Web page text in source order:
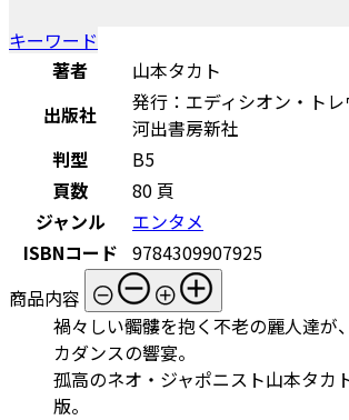
キーワード
著者
山本タカト
出版社
発行：エディシオン・トレ
河出書房新社
判型
B5
頁数
80 頁
ジャンル
エンタメ
ISBNコード 9784309907925
商品内容
禍々しい髑髏を抱く不老の麗人達が
カダンスの響宴。
孤高のネオ・ジャポニスト山本タカ
版。